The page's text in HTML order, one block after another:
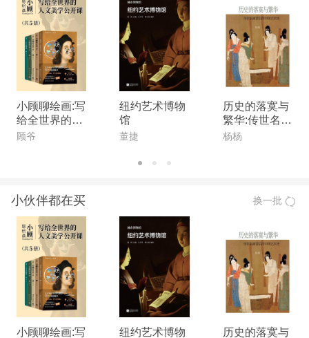
（2）便笺工具——做笔记、写反馈【圣才电子书独
家推出】 5．品种齐全：包括全部资格职称考
试、考研考博e书、经典教材e书 圣才e书主要包
括：资格职称e书、考研考博e书、经典教材e书，共
2万余种，每天新上线约30种e书，每天下载约1万
次。 圣才学习网（www.100xuexi.com）是一家
为全国各类考试和专业课学习提供辅导方案【保过
班、网授班、3D电子书、3D题库】的综合性学习型
目）、194种经典教材（含英语、经济、管理、证
券、金融等共16大类），合计近万小时的面授班、网
授班课程。 如您在购买、使用中有任何疑问，请
及时联系我们，我们将竭诚为您服务！ 全国热
线：4006-123-191（8:30～23:00），18001260133
（8:30～23:00） 咨询QQ：4006123191（8:30-
23:00）
小顾聊绘画:写
给全世界的人
文美学公开课
顾爷
纽约艺术博物
馆
董捷
历史的落寞与
繁华:传世名画
背后的中国艺
杨杨
小伙伴都在买 换一批
小顾聊绘画:写
纽约艺术博物
历史的落寞与